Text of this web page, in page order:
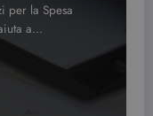
per la Spesa
a…